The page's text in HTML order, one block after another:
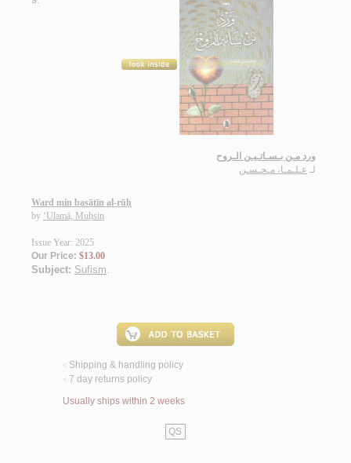
ورد مـن بـسـاتـيـن الـروح
لـ عـلـمـا، مـحـسـن
Ward min basātīn al-rūḥ
by ‘Ulamā, Muḥsin
Issue Year: 2025
Our Price: $13.00
Subject: Sufism.
< Shipping & handling policy
< 7 day returns policy
Usually ships within 2 weeks
QS